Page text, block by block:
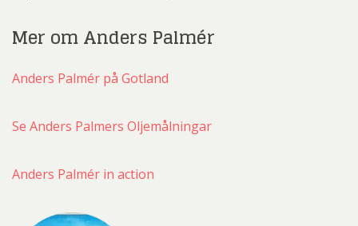
Mer om Anders Palmér
Anders Palmér på Gotland
Se Anders Palmers Oljemålningar
Anders Palmér in action